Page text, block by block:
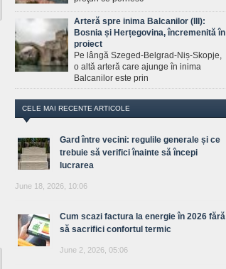
Arteră spre inima Balcanilor (III):
Bosnia și Herțegovina, încremenită în
proiect
Pe lângă Szeged-Belgrad-Niș-Skopje,
o altă arteră care ajunge în inima
Balcanilor este prin
CELE MAI RECENTE ARTICOLE
Gard între vecini: regulile generale și ce
trebuie să verifici înainte să începi
lucrarea
June 18, 2026, 10:06
Cum scazi factura la energie în 2026 fără
să sacrifici confortul termic
June 2, 2026, 05:06